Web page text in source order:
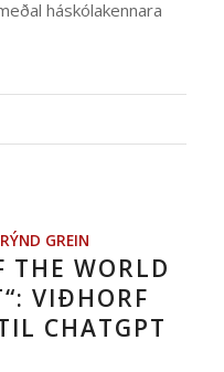
háskólakennara
GREIN
THE WORLD
VIÐHORF
CHATGPT